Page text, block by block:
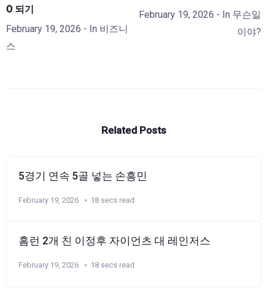
O 되기
February 19, 2026 - In 비즈니
스
February 19, 2026 - In 무슨일
이야?
Related Posts
5경기 연속 5골 넣는 손흥민
February 19, 2026 18 secs read
홈런 2개 친 이정후 자이언츠 대 레인저스
February 19, 2026 18 secs read